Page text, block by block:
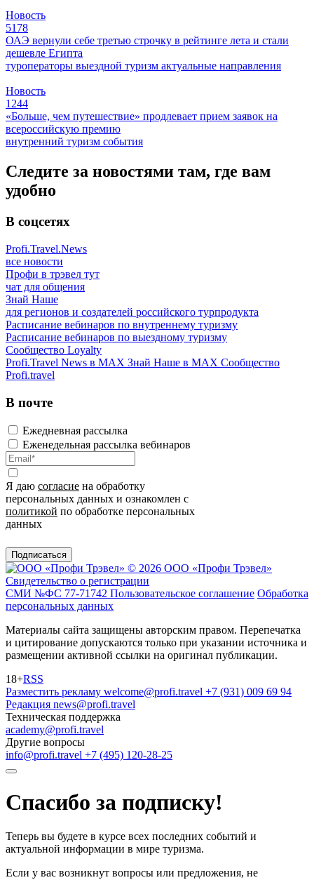
Новость
5178
ОАЭ вернули себе третью строчку в рейтинге лета и стали
дешевле Египта
туроператоры выездной туризм актуальные направления
Новость
1244
«Больше, чем путешествие» продлевает прием заявок на
всероссийскую премию
внутренний туризм события
Следите за новостями там, где вам
удобно
В соцсетях
Profi.Travel.News
все новости
Профи в трэвел тут
чат для общения
Знай Наше
для регионов и создателей российского турпродукта
Расписание вебинаров по внутреннему туризму
Расписание вебинаров по выездному туризму
Сообщество Loyalty
Profi.Travel News в MAX Знай Наше в MAX Сообщество
Profi.travel
В почте
Ежедневная рассылка
Еженедельная рассылка вебинаров
Я даю согласие на обработку
персональных данных и ознакомлен с
политикой по обработке персональных
данных
Подписаться
© 2026 ООО «Профи Трэвeл»
Свидетельство о регистрации
СМИ №ФС 77-71742 Пользовательское соглашение Обработка
персональных данных
Материалы сайта защищены авторским правом. Перепечатка
и цитирование допускаются только при указании источника и
размещении активной ссылки на оригинал публикации.
18+RSS
Разместить рекламу welcome@profi.travel +7 (931) 009 69 94
Редакция news@profi.travel
Техническая поддержка
academy@profi.travel
Другие вопросы
info@profi.travel +7 (495) 120-28-25
Спасибо за подписку!
Теперь вы будете в курсе всех последних событий и
актуальной информации в мире туризма.
Если у вас возникнут вопросы или предложения, не